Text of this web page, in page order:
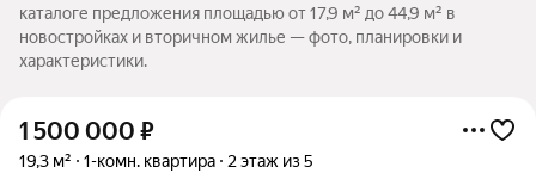
каталоге предложения площадью от 17,9 м² до 44,9 м² в
новостройках и вторичном жилье — фото, планировки и
характеристики.
1 500 000 ₽
19,3 м² 1-комн. квартира 2 этаж из 5